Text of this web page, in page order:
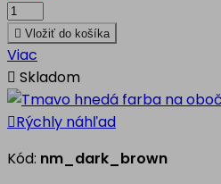
 Vložiť do košíka
Viac
 Skladom
Rýchly náhľad
Kód: nm_dark_brown